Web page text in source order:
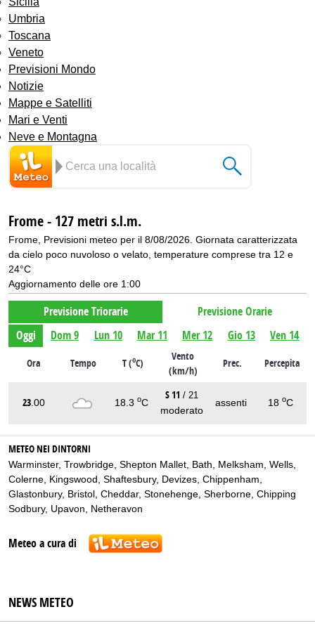
Umbria
Toscana
Veneto
Previsioni Mondo
Notizie
Mappe e Satelliti
Mari e Venti
Neve e Montagna
Frome - 127 metri s.l.m.
Frome, Previsioni meteo per il 8/08/2026. Giornata caratterizzata
da cielo poco nuvoloso o velato, temperature comprese tra 12 e
24°C
Aggiornamento delle ore 1:00
Previsione Triorarie
Previsione Orarie
Oggi
Dom 9 Lun 10 Mar 11 Mer 12 Gio 13 Ven 14
Ora Tempo T (oC)
Vento
(km/h)
Prec. Percepita
23 .00 18.3 oC
S 11 / 21
moderato
assenti 18 oC
METEO NEI DINTORNI
Warminster, Trowbridge Shepton Mallet Bath Melksham Wells
Colerne Kingswood Shaftesbury, Devizes Chippenham
Glastonbury, Bristol Cheddar, Stonehenge Sherborne Chipping
Sodbury, Upavon Netheravon
Meteo a cura di
NEWS METEO